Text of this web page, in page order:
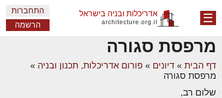
☰ אדריכלות ובניה בישראל
architecture.org.il
התחברות
הרשמה
מרפסת סגורה
דף הבית » דיונים » פורום אדריכלות, תכנון ובניה »
מרפסת סגורה
שלום רב,